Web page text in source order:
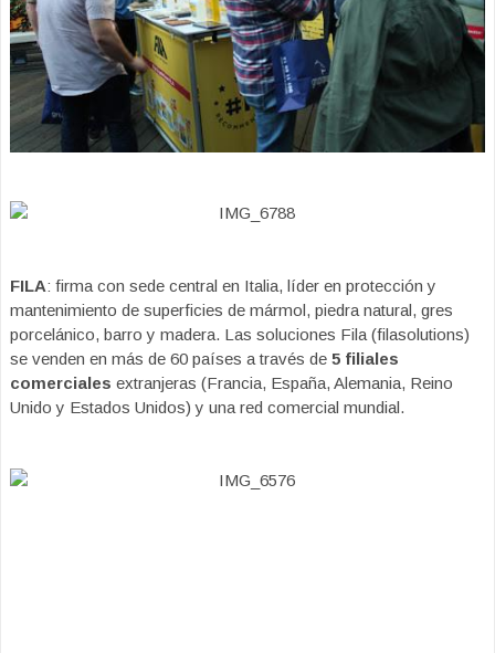
FILA: firma con sede central en Italia, líder en protección y
mantenimiento de superficies de mármol, piedra natural, gres
porcelánico, barro y madera. Las soluciones Fila (filasolutions)
se venden en más de 60 países a través de 5 filiales
comerciales extranjeras (Francia, España, Alemania, Reino
Unido y Estados Unidos) y una red comercial mundial.